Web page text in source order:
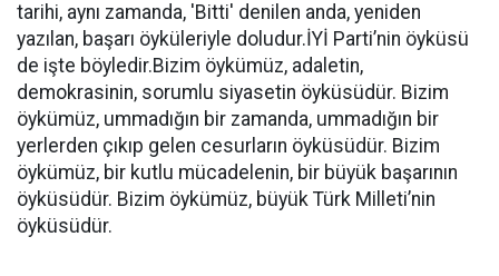
tarihi, aynı zamanda, 'Bitti' denilen anda, yeniden
yazılan, başarı öyküleriyle doludur.İYİ Parti’nin öyküsü
de işte böyledir.Bizim öykümüz, adaletin,
demokrasinin, sorumlu siyasetin öyküsüdür. Bizim
öykümüz, ummadığın bir zamanda, ummadığın bir
yerlerden çıkıp gelen cesurların öyküsüdür. Bizim
öykümüz, bir kutlu mücadelenin, bir büyük başarının
öyküsüdür. Bizim öykümüz, büyük Türk Milleti’nin
öyküsüdür.